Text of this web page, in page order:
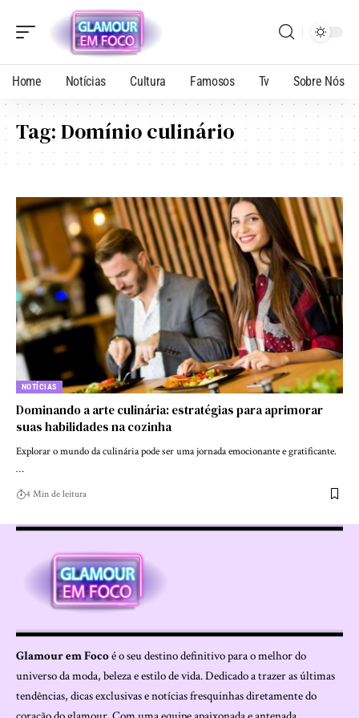
Home Notícias Cultura Famosos Tv Sobre Nós
Tag:Domínio culinário
NOTÍCIAS
Dominando a arte culinária: estratégias para aprimorar
suas habilidades na cozinha
Explorar o mundo da culinária pode ser uma jornada emocionante e gratificante.
…
4 Min de leitura
Glamour em Focoé o seu destino definitivo para o melhor do
universo da moda, beleza e estilo de vida. Dedicado a trazer as últimas
tendências, dicas exclusivas e notícias fresquinhas diretamente do